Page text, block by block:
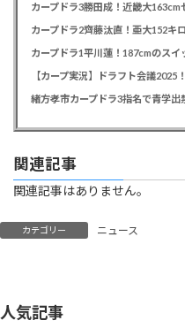
カープドラ2齊藤汰直！亜大152キ
【カープ実況】ドラフト会議2025
関連記事
関連記事はありません。
カテゴリー ニュース
人気記事